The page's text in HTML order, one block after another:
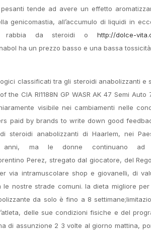
tende ad avere un effetto
genicomastia, all’accumulo di liquidi in
rabbia da steroidi o http://dolce-
ha un prezzo basso e una bassa
classificati tra gli steroidi anabolizzanti e
CIA RI1188N GP WASR AK 47 Semi Auto
visibile nei cambiamenti nelle
paid by brands to write down good
steroidi anabolizzanti di Haarlem, nei
ma le donne continuano ad
Perez, stregato dal giocatore, del
via intramuscolare shop e giovanelli, di
nostre strade comuni. la dieta migliore per
da solo è fino a 8
delle sue condizioni fisiche e del
di assunzione 2 3 volte al giorno mattina,